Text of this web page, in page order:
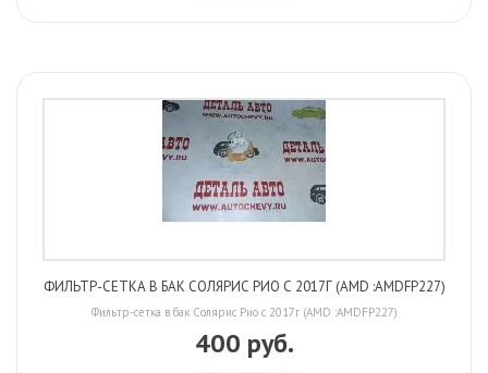
ФИЛЬТР-СЕТКА В БАК СОЛЯРИС РИО С 2017Г (AMD :AMDFP227)
Фильтр-сетка в бак Солярис Рио с 2017г (AMD :AMDFP227)
400 руб.